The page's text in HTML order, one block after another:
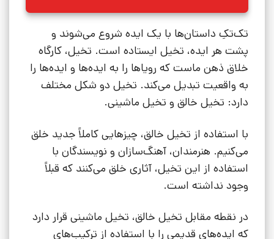
تک‌تکِ داستان‌ها با یک ایده شروع می‌شوند و
پشت هر ایده، تخیل ایستاده است. تخیل، کارگاه
خلاق ذهن ماست که رویاها را به ایده‌ها و ایده‌ها را
به واقعیت تبدیل می‌کند. تخیل دو شکل مختلف
دارد: تخیل خالق و تخیل ماشینی.
با استفاده از تخیل خالق، چیزهایی کاملاً جدید خلق
می‌کنیم. هنرمندان، آهنگ‌سازان و نویسندگان با
استفاده از این تخیل، آثاری خلق می‌کنند که قبلاً
وجود نداشته است.
در نقطه مقابل تخیل خالق، تخیل ماشینی قرار دارد
که ایده‌های قدیمی را با استفاده از ترکیب‌های